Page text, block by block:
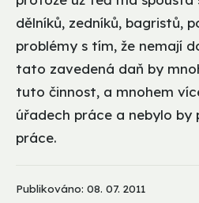
dělníků, zedníků, bagristů,
problémy s tím, že nemají
tato zavedená daň by
tuto činnost, a mnohem
úřadech práce a nebylo by
práce.
Publikováno: 08. 07. 2011